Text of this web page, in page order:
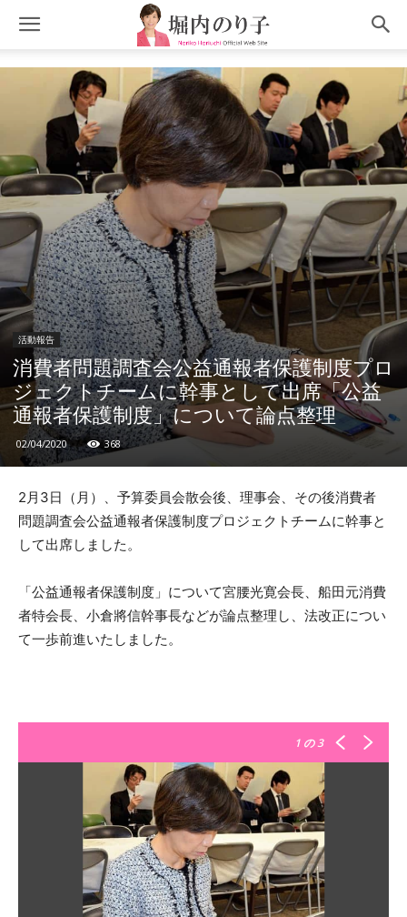
活動報告
消費者問題調査会公益通報者保護制度プロ
ジェクトチームに幹事として出席「公益
通報者保護制度」について論点整理
02/04/2020 368
2月3日（月）、予算委員会散会後、理事会、その後消費者
問題調査会公益通報者保護制度プロジェクトチームに幹事と
して出席しました。
「公益通報者保護制度」について宮腰光寛会長、船田元消費
者特会長、小倉將信幹事長などが論点整理し、法改正につい
て一歩前進いたしました。
1 の 3